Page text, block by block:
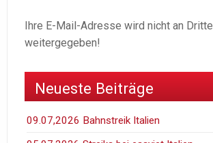
Ihre E-Mail-Adresse wird nicht an Dritte
weitergegeben!
Neueste Beiträge
09.07,2026 Bahnstreik Italien